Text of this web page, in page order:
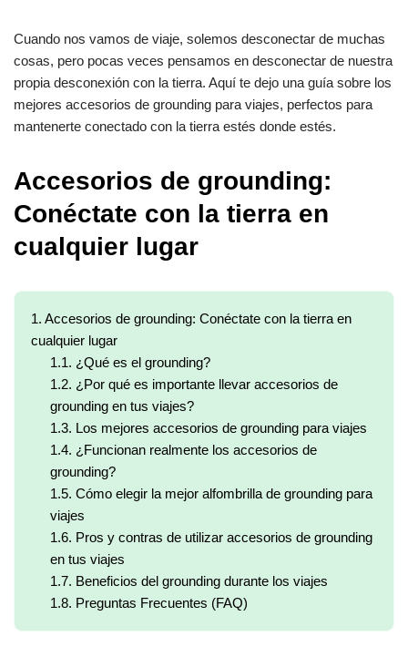
Cuando nos vamos de viaje, solemos desconectar de muchas
cosas, pero pocas veces pensamos en desconectar de nuestra
propia desconexión con la tierra. Aquí te dejo una guía sobre los
mejores accesorios de grounding para viajes, perfectos para
mantenerte conectado con la tierra estés donde estés.
Accesorios de grounding:
Conéctate con la tierra en
cualquier lugar
1. Accesorios de grounding: Conéctate con la tierra en
cualquier lugar
1.1. ¿Qué es el grounding?
1.2. ¿Por qué es importante llevar accesorios de
grounding en tus viajes?
1.3. Los mejores accesorios de grounding para viajes
1.4. ¿Funcionan realmente los accesorios de
grounding?
1.5. Cómo elegir la mejor alfombrilla de grounding para
viajes
1.6. Pros y contras de utilizar accesorios de grounding
en tus viajes
1.7. Beneficios del grounding durante los viajes
1.8. Preguntas Frecuentes (FAQ)